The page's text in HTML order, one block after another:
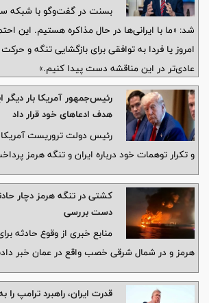
بسنت در گفت‌وگو با
شد: «ما با ایرانی‌ها در حال مذاکره هستیم. این
امروز یا فردا به توافقی برای بازگشایی تنگه و
عادی‌تر در این مناقشه دست پیدا کنیم.»
رئیس‌جمهور آمریکا بار دیگر
هدف ادعاهای خود قرار داد
رئیس دولت تروریست آمریکا
و تکرار توهمات خود درباره ایران و تنگه هرمز
کشتی در تنگه هرمز دچار
دست بررسی
منابع خبری از وقوع حادثه
هرمز و در شمال شرقی خصب واقع در عمان خبر
قدرت ایران، راهبرد ترامپ